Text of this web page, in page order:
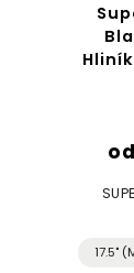
od
17.5"